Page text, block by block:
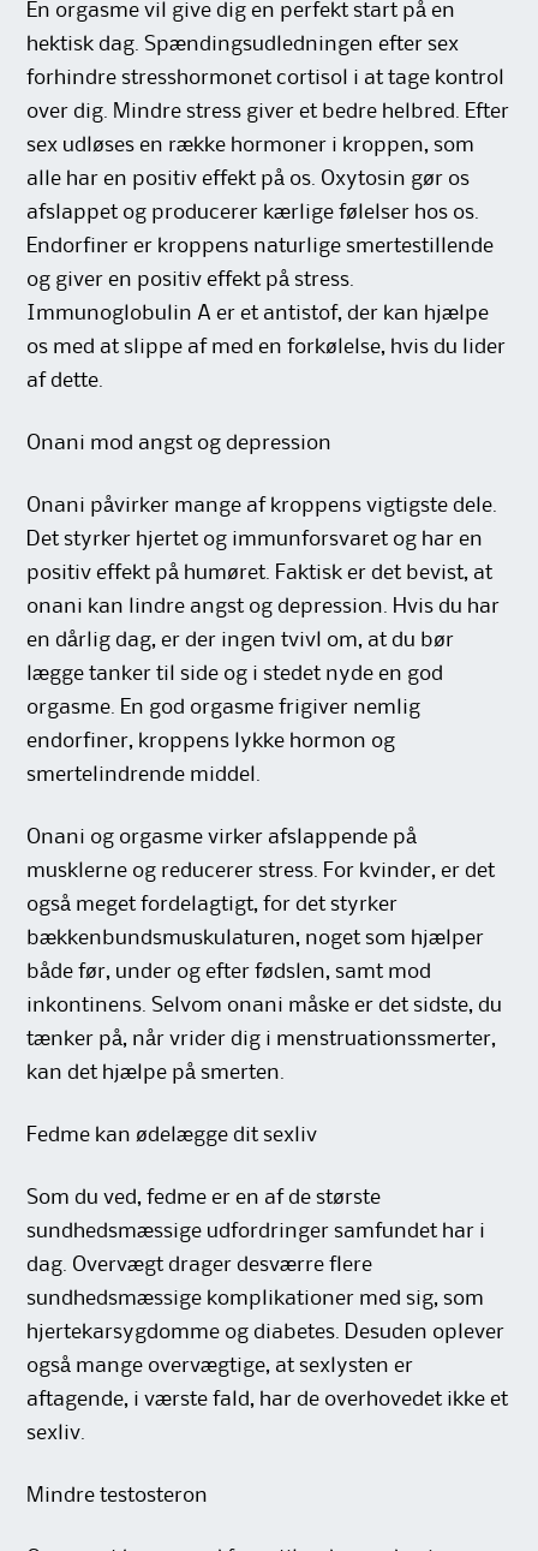
En orgasme vil give dig en perfekt start på en
hektisk dag. Spændingsudledningen efter sex
forhindre stresshormonet cortisol i at tage kontrol
over dig. Mindre stress giver et bedre helbred. Efter
sex udløses en række hormoner i kroppen, som
alle har en positiv effekt på os. Oxytosin gør os
afslappet og producerer kærlige følelser hos os.
Endorfiner er kroppens naturlige smertestillende
og giver en positiv effekt på stress.
Immunoglobulin A er et antistof, der kan hjælpe
os med at slippe af med en forkølelse, hvis du lider
af dette.
Onani mod angst og depression
Onani påvirker mange af kroppens vigtigste dele.
Det styrker hjertet og immunforsvaret og har en
positiv effekt på humøret. Faktisk er det bevist, at
onani kan lindre angst og depression. Hvis du har
en dårlig dag, er der ingen tvivl om, at du bør
lægge tanker til side og i stedet nyde en god
orgasme. En god orgasme frigiver nemlig
endorfiner, kroppens lykke hormon og
smertelindrende middel.
Onani og orgasme virker afslappende på
musklerne og reducerer stress. For kvinder, er det
også meget fordelagtigt, for det styrker
bækkenbundsmuskulaturen, noget som hjælper
både før, under og efter fødslen, samt mod
inkontinens. Selvom onani måske er det sidste, du
tænker på, når vrider dig i menstruationssmerter,
kan det hjælpe på smerten.
Fedme kan ødelægge dit sexliv
Som du ved, fedme er en af de største
sundhedsmæssige udfordringer samfundet har i
dag. Overvægt drager desværre flere
sundhedsmæssige komplikationer med sig, som
hjertekarsygdomme og diabetes. Desuden oplever
også mange overvægtige, at sexlysten er
aftagende, i værste fald, har de overhovedet ikke et
sexliv.
Mindre testosteron